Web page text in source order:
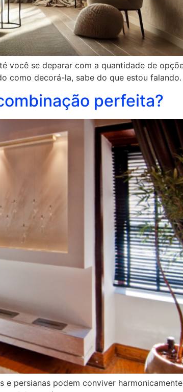
você se deparar com a quantidade de
como decorá-la, sabe do que estou falando.
perfeita?
persianas podem conviver